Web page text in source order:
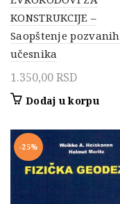
KONSTRUKCIJE –
Saopštenje pozvanih
učesnika
1.350,00RSD
Dodaj u korpu
-25%